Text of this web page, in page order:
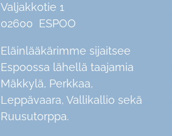
Valjakkotie 1
02600 ESPOO
Eläinlääkärimme sijaitsee
Espoossa lähellä taajamia
Mäkkylä, Perkkaa,
Leppävaara, Vallikallio sekä
Ruusutorppa.